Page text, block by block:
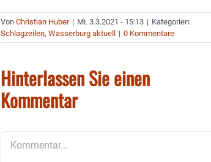
VonChristian Huber | Mi. 3.3.2021 - 15:13 | Kategorien:
Schlagzeilen,Wasserburg aktuell | 0 Kommentare
Hinterlassen Sie einen
Kommentar